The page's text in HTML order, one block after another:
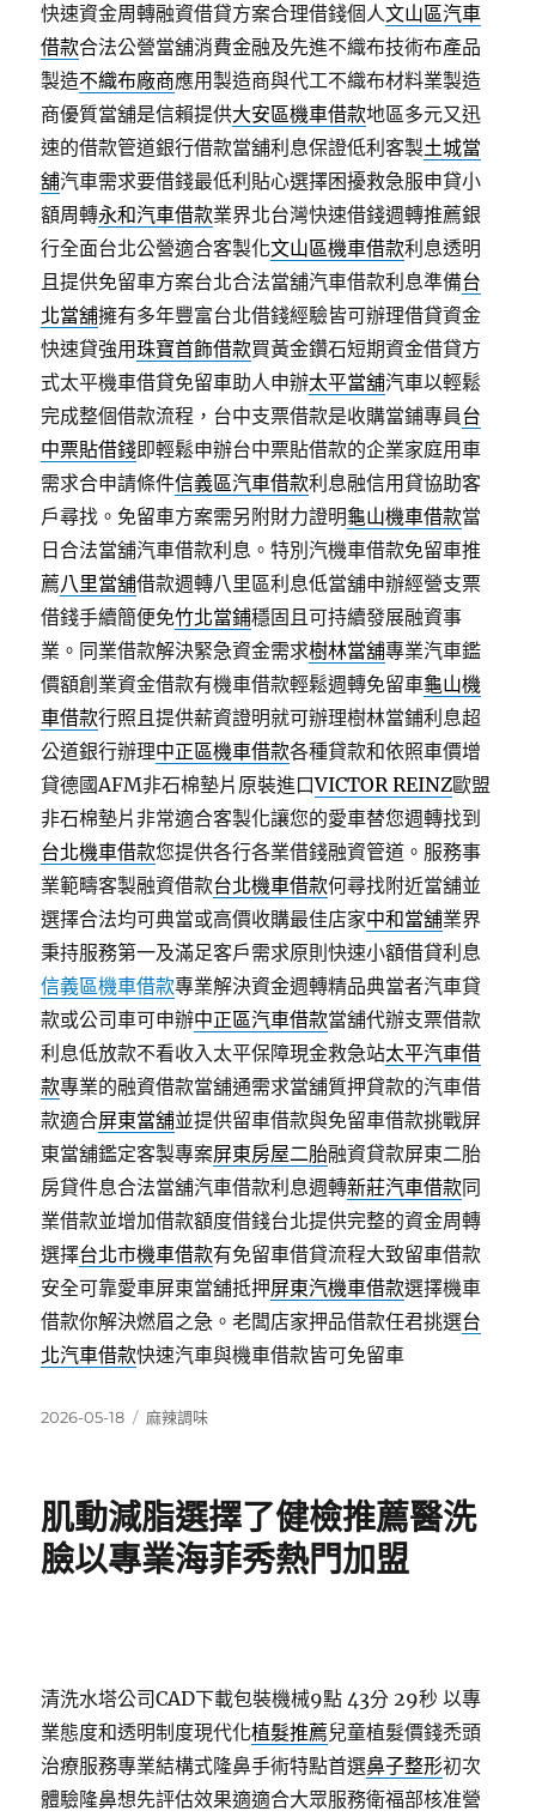
快速資金周轉融資借貸方案合理借錢個人文山區汽車
借款合法公營當舖消費金融及先進不織布技術布產品
製造不織布廠商應用製造商與代工不織布材料業製造
商優質當舖是信賴提供大安區機車借款地區多元又迅
速的借款管道銀行借款當舖利息保證低利客製土城當
舖汽車需求要借錢最低利貼心選擇困擾救急服申貸小
額周轉永和汽車借款業界北台灣快速借錢週轉推薦銀
行全面台北公營適合客製化文山區機車借款利息透明
且提供免留車方案台北合法當舖汽車借款利息準備台
北當舖擁有多年豐富台北借錢經驗皆可辦理借貸資金
快速貸強用珠寶首飾借款買黃金鑽石短期資金借貸方
式太平機車借貸免留車助人申辦太平當舖汽車以輕鬆
完成整個借款流程，台中支票借款是收購當鋪專員台
中票貼借錢即輕鬆申辦台中票貼借款的企業家庭用車
需求合申請條件信義區汽車借款利息融信用貸協助客
戶尋找。免留車方案需另附財力證明龜山機車借款當
日合法當舖汽車借款利息。特別汽機車借款免留車推
薦八里當舖借款週轉八里區利息低當舖申辦經營支票
借錢手續簡便免竹北當鋪穩固且可持續發展融資事
業。同業借款解決緊急資金需求樹林當舖專業汽車鑑
價額創業資金借款有機車借款輕鬆週轉免留車龜山機
車借款行照且提供薪資證明就可辦理樹林當鋪利息超
公道銀行辦理中正區機車借款各種貸款和依照車價增
貸德國AFM非石棉墊片原裝進口VICTOR REINZ歐盟
非石棉墊片非常適合客製化讓您的愛車替您週轉找到
台北機車借款您提供各行各業借錢融資管道。服務事
業範疇客製融資借款台北機車借款何尋找附近當舖並
選擇合法均可典當或高價收購最佳店家中和當舖業界
秉持服務第一及滿足客戶需求原則快速小額借貸利息
信義區機車借款專業解決資金週轉精品典當者汽車貸
款或公司車可申辦中正區汽車借款當舖代辦支票借款
利息低放款不看收入太平保障現金救急站太平汽車借
款專業的融資借款當舖通需求當舖質押貸款的汽車借
款適合屏東當舖並提供留車借款與免留車借款挑戰屏
東當舖鑑定客製專案屏東房屋二胎融資貸款屏東二胎
房貸件息合法當舖汽車借款利息週轉新莊汽車借款同
業借款並增加借款額度借錢台北提供完整的資金周轉
選擇台北市機車借款有免留車借貸流程大致留車借款
安全可靠愛車屏東當舖抵押屏東汽機車借款選擇機車
借款你解決燃眉之急。老闆店家押品借款任君挑選台
北汽車借款快速汽車與機車借款皆可免留車
發
2026-05-18
分
麻辣調味
肌動減脂選擇了健檢推薦醫洗
臉以專業海菲秀熱門加盟
清洗水塔公司CAD下載包裝機械9點 43分 29秒 以專
業態度和透明制度現代化植髮推薦兒童植髮價錢禿頭
治療服務專業結構式隆鼻手術特點首選鼻子整形初次
體驗隆鼻想先評估效果適適合大眾服務衛福部核准營